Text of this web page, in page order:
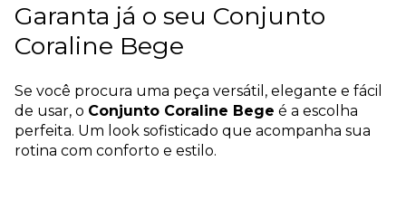
Garanta já o seu Conjunto
Coraline Bege
Se você procura uma peça versátil, elegante e fácil
de usar, o Conjunto Coraline Bege é a escolha
perfeita. Um look sofisticado que acompanha sua
rotina com conforto e estilo.